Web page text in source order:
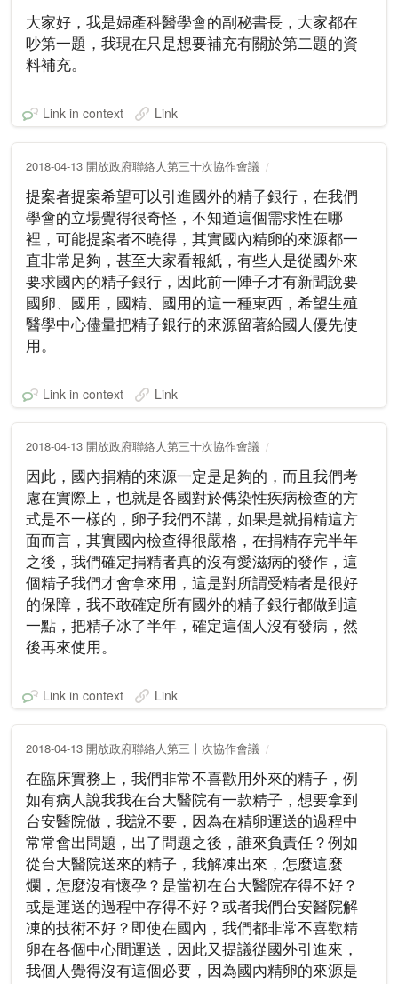
大家好，我是婦產科醫學會的副秘書長，大家都在
吵第一題，我現在只是想要補充有關於第二題的資
料補充。
Link in context Link
2018-04-13 開放政府聯絡人第三十次協作會議
提案者提案希望可以引進國外的精子銀行，在我們
學會的立場覺得很奇怪，不知道這個需求性在哪
裡，可能提案者不曉得，其實國內精卵的來源都一
直非常足夠，甚至大家看報紙，有些人是從國外來
要求國內的精子銀行，因此前一陣子才有新聞說要
國卵、國用，國精、國用的這一種東西，希望生殖
醫學中心儘量把精子銀行的來源留著給國人優先使
用。
Link in context Link
2018-04-13 開放政府聯絡人第三十次協作會議
因此，國內捐精的來源一定是足夠的，而且我們考
慮在實際上，也就是各國對於傳染性疾病檢查的方
式是不一樣的，卵子我們不講，如果是就捐精這方
面而言，其實國內檢查得很嚴格，在捐精存完半年
之後，我們確定捐精者真的沒有愛滋病的發作，這
個精子我們才會拿來用，這是對所謂受精者是很好
的保障，我不敢確定所有國外的精子銀行都做到這
一點，把精子冰了半年，確定這個人沒有發病，然
後再來使用。
Link in context Link
2018-04-13 開放政府聯絡人第三十次協作會議
在臨床實務上，我們非常不喜歡用外來的精子，例
如有病人說我我在台大醫院有一款精子，想要拿到
台安醫院做，我說不要，因為在精卵運送的過程中
常常會出問題，出了問題之後，誰來負責任？例如
從台大醫院送來的精子，我解凍出來，怎麼這麼
爛，怎麼沒有懷孕？是當初在台大醫院存得不好？
或是運送的過程中存得不好？或者我們台安醫院解
凍的技術不好？即使在國內，我們都非常不喜歡精
卵在各個中心間運送，因此又提議從國外引進來，
我個人覺得沒有這個必要，因為國內精卵的來源是